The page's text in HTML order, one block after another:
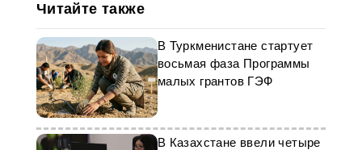
Читайте также
В Туркменистане стартует
восьмая фаза Программы
малых грантов ГЭФ
В Казахстане ввели четыре